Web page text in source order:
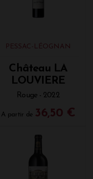
PESSAC-LÉOGNAN
Château LA
LOUVIERE
Rouge - 2022
A partir de 36,50 €